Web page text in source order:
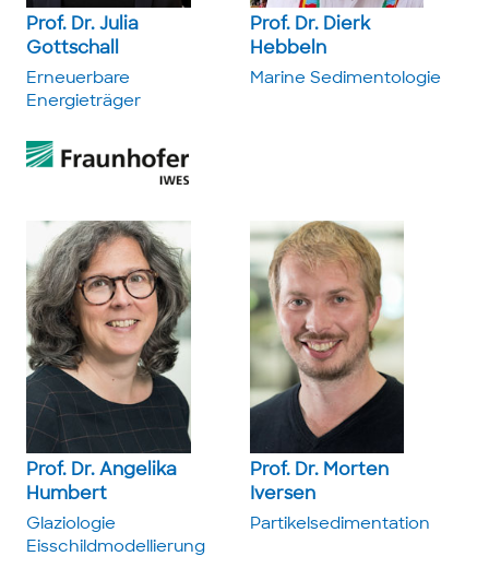
Prof. Dr. Julia
Gottschall
Erneuerbare
Energieträger
Prof. Dr. Dierk
Hebbeln
Marine ­Sedimentologie
Prof. Dr. Angelika
Humbert
Glaziologie
Eisschild­modellierung
Prof. Dr. Morten
Iversen
Partikel­sedimentation